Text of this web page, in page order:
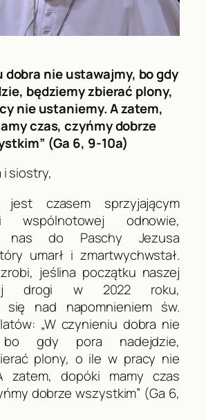
dobra nie ustawajmy, bo gdy
będziemy zbierać plony,
nie ustaniemy. A zatem,
czas, czyńmy dobrze
” (Ga 6, 9-10a)
i siostry,
czasem sprzyjającym
odnowie,
nas do Paschy Jezusa
umarł i zmartwychwstał.
jeślina początku naszej
drogi w 2022 roku,
się nad napomnieniem św.
„W czynieniu dobra nie
bo gdy pora nadejdzie,
plony, o ile w pracy nie
zatem, dopóki mamy czas
dobrze wszystkim” (Ga 6,